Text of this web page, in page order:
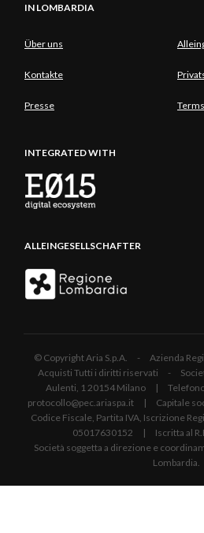
IN LOMBARDIA
Über uns
Kontakte
Presse
INTEGRATED WITH
ALLEINGESELLSCHAFTER
© Copyright Aria S.p.A. - Azienda
Acquisti Tutti i diritti riservati -
Aulenti, 1 20154 Milano |
protocollo@pec.ariaspa.it | Capitale
Codice Fiscale, Partita IVA, Iscrizione
05017630152 | Iscritta al
Società soggetta a direzione e
Lombardia.